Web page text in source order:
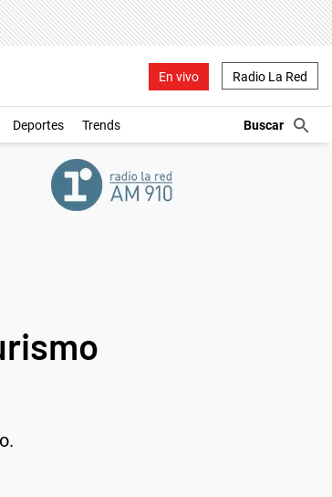
En vivo Radio La Red
Deportes Trends